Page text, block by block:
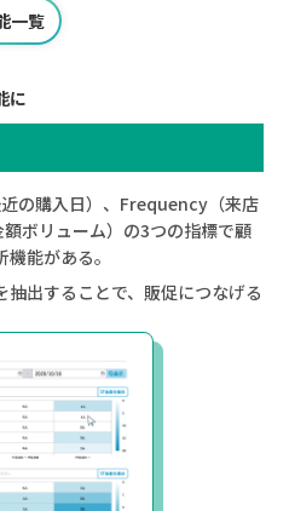
一覧
に
の購入日）、Frequency（来店
ボリューム）の3つの指標で顧
能がある。
出することで、販促につなげる